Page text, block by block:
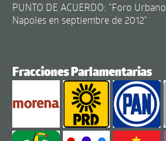
PUNTO DE ACUERDO: "Foro
Napoles en septiembre de 2012"
Fracciones Parlamentarias